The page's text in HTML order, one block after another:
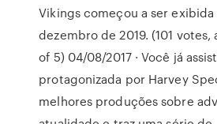
Vikings começou a ser
dezembro de 2019. (101 votes,
of 5) 04/08/2017 · Você já
protagonizada por Harvey
melhores produções sobre